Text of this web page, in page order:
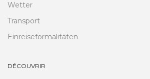
Wetter
Transport
Einreiseformalitäten
DÉCOUVRIR